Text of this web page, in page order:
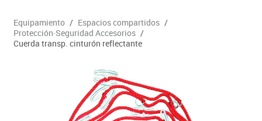
Equipamiento / Espacios compartidos /
Protección·Seguridad Accesorios /
Cuerda transp. cinturón reflectante